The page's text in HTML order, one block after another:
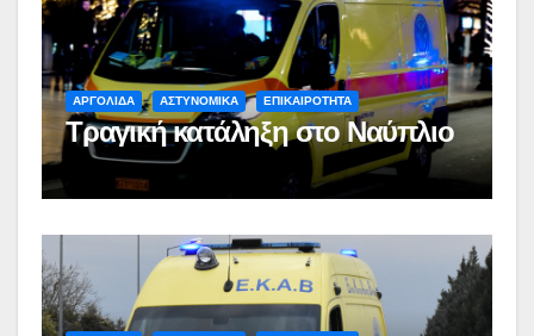
ΑΡΓΟΛΙΔΑ ΑΣΤΥΝΟΜΙΚΑ ΕΠΙΚΑΙΡΟΤΗΤΑ
Τραγική κατάληξη στο Ναύπλιο